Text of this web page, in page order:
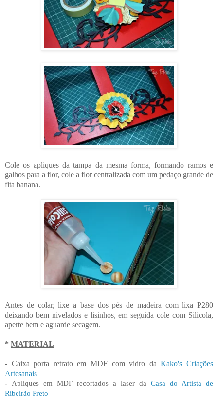
Cole os apliques da tampa da mesma forma, formando ramos e
galhos para a flor, cole a flor centralizada com um pedaço grande de
fita banana.
Antes de colar, lixe a base dos pés de madeira com lixa P280
deixando bem nivelados e lisinhos, em seguida cole com Silicola,
aperte bem e aguarde secagem.
* MATERIAL
- Caixa porta retrato em MDF com vidro daKako's Criações
Artesanais
- Apliques em MDF recortados a laser da Casa do Artista de
Ribeirão Preto